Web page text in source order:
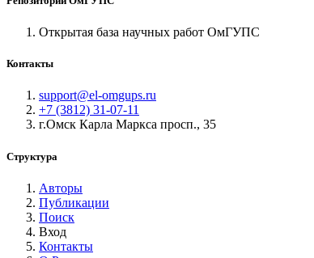
Открытая база научных работ ОмГУПС
Контакты
support@el-omgups.ru
+7 (3812) 31-07-11
г.Омск Карла Маркса просп., 35
Структура
Авторы
Публикации
Поиск
Вход
Контакты